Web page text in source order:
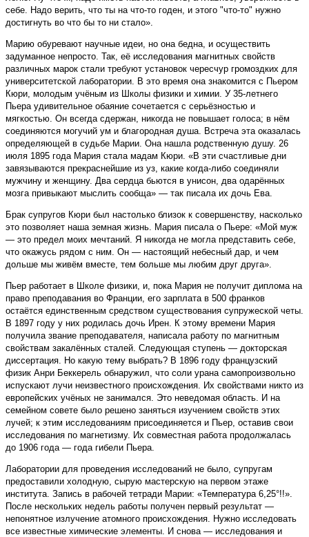
себе. Надо верить, что ты на что-то годен, и этого "что-то" нужно
достигнуть во что бы то ни стало».
Марию обуревают научные идеи, но она бедна, и осуществить
задуманное непросто. Так, её исследования магнитных свойств
различных марок стали требуют установок чересчур громоздких для
университетской лаборатории. В это время она знакомится с Пьером
Кюри, молодым учёным из Школы физики и химии. У 35-летнего
Пьера удивительное обаяние сочетается с серьёзностью и
мягкостью. Он всегда сдержан, никогда не повышает голоса; в нём
соединяются могучий ум и благородная душа. Встреча эта оказалась
определяющей в судьбе Марии. Она нашла родственную душу. 26
июля 1895 года Мария стала мадам Кюри. «В эти счастливые дни
завязываются прекраснейшие из уз, какие когда-либо соединяли
мужчину и женщину. Два сердца бьются в унисон, два одарённых
мозга привыкают мыслить сообща» — так писала их дочь Ева.
Брак супругов Кюри был настолько близок к совершенству, насколько
это позволяет наша земная жизнь. Мария писала о Пьере: «Мой муж
— это предел моих мечтаний. Я никогда не могла представить себе,
что окажусь рядом с ним. Он — настоящий небесный дар, и чем
дольше мы живём вместе, тем больше мы любим друг друга».
Пьер работает в Школе физики, и, пока Мария не получит диплома на
право преподавания во Франции, его зарплата в 500 франков
остаётся единственным средством существования супружеской четы.
В 1897 году у них родилась дочь Ирен. К этому времени Мария
получила звание преподавателя, написала работу по магнитным
свойствам закалённых сталей. Следующая ступень — докторская
диссертация. Но какую тему выбрать? В 1896 году французский
физик Анри Беккерель обнаружил, что соли урана самопроизвольно
испускают лучи неизвестного происхождения. Их свойствами никто из
европейских учёных не занимался. Это неведомая область. И на
семейном совете было решено заняться изучением свойств этих
лучей; к этим исследованиям присоединяется и Пьер, оставив свои
исследования по магнетизму. Их совместная работа продолжалась
до 1906 года — года гибели Пьера.
Лаборатории для проведения исследований не было, супругам
предоставили холодную, сырую мастерскую на первом этаже
института. Запись в рабочей тетради Марии: «Температура 6,25°!!».
После нескольких недель работы получен первый результат —
непонятное излучение атомного происхождения. Нужно исследовать
все известные химические элементы. И снова — исследования и